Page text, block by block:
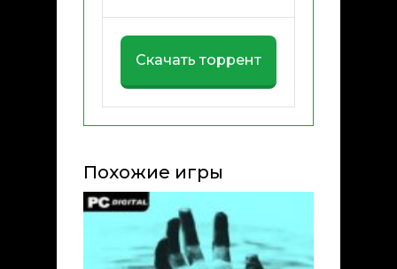
Скачать торрент
Похожие игры